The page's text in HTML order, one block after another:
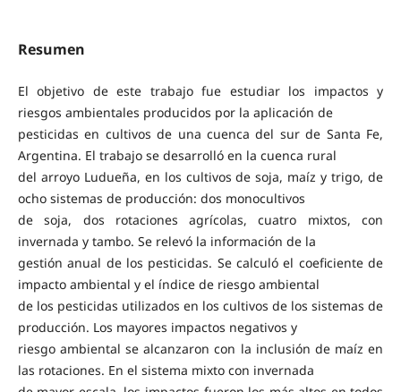
Resumen
El objetivo de este trabajo fue estudiar los impactos y
riesgos ambientales producidos por la aplicación de
pesticidas en cultivos de una cuenca del sur de Santa Fe,
Argentina. El trabajo se desarrolló en la cuenca rural
del arroyo Ludueña, en los cultivos de soja, maíz y trigo, de
ocho sistemas de producción: dos monocultivos
de soja, dos rotaciones agrícolas, cuatro mixtos, con
invernada y tambo. Se relevó la información de la
gestión anual de los pesticidas. Se calculó el coeficiente de
impacto ambiental y el índice de riesgo ambiental
de los pesticidas utilizados en los cultivos de los sistemas de
producción. Los mayores impactos negativos y
riesgo ambiental se alcanzaron con la inclusión de maíz en
las rotaciones. En el sistema mixto con invernada